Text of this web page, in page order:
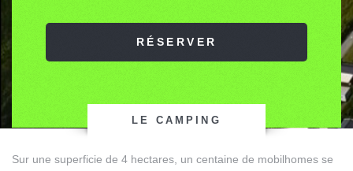
RÉSERVER
LE CAMPING
Sur une superficie de 4 hectares, un centaine de mobilhomes se